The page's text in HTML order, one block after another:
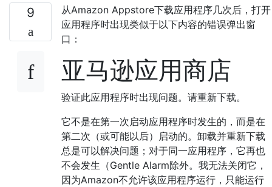
9
从Amazon Appstore下载应用程序几次后，打开
应用程序时出现类似于以下内容的错误弹出窗
口：
亚马逊应用商店
验证此应用程序时出现问题。请重新下载。
它不是在第一次启动应用程序时发生的，而是在
第二次（或可能以后）启动的。卸载并重新下载
总是可以解决问题；对于同一应用程序，它再也
不会发生（Gentle Alarm除外。我无法关闭它，
因为Amazon不允许该应用程序运行，只能运行